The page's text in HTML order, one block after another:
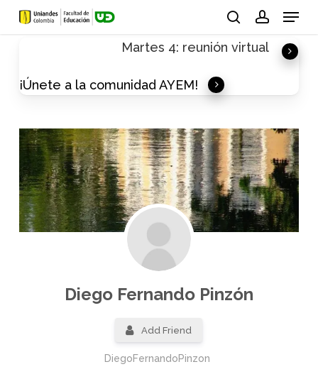
Skip
Menu
Martes 4: reunión virtual
¡Únete a la comunidad AYEM!
Diego Fernando Pinzón
Add Friend
DiegoFernandoPinzon